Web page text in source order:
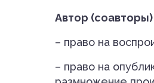
Автор
– право на
– право на